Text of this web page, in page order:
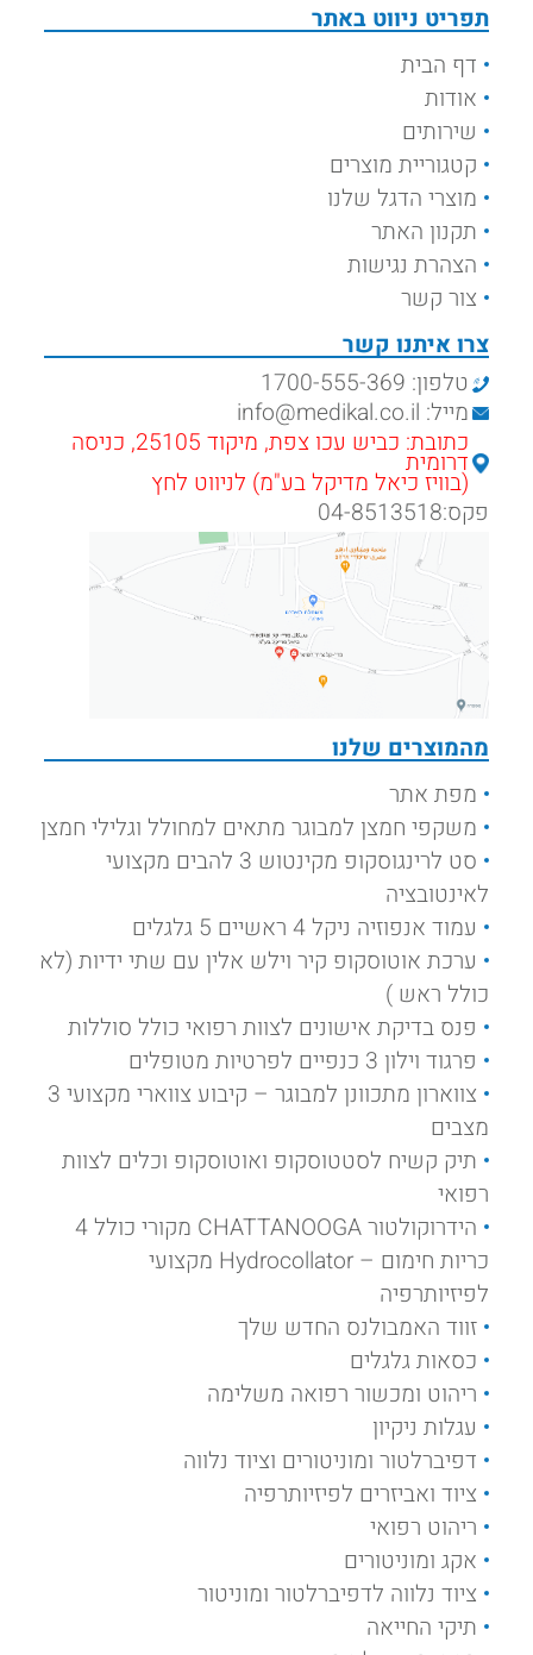
תפריט ניווט באתר
דף הבית
אודות
שירותים
קטגוריית מוצרים
מוצרי הדגל שלנו
תקנון האתר
הצהרת נגישות
צור קשר
מהמוצרים שלנו
מפת אתר
משקפי חמצן למבוגר מתאים למחולל וגלילי חמצן
סט לרינגוסקופ מקינטוש 3 להבים מקצועי
לאינטובציה
עמוד אנפוזיה ניקל 4 ראשיים 5 גלגלים
ערכת אוטוסקופ קיר וילש אלין עם שתי ידיות (לא
כולל ראש )
פנס בדיקת אישונים לצוות רפואי כולל סוללות
פרגוד וילון 3 כנפיים לפרטיות מטופלים
צווארון מתכוונן למבוגר – קיבוע צווארי מקצועי 3
מצבים
תיק קשיח לסטטוסקופ ואוטוסקופ וכלים לצוות
רפואי
הידרוקולטור CHATTANOOGA מקורי כולל 4
כריות חימום – Hydrocollator מקצועי
לפיזיותרפיה
זווד האמבולנס החדש שלך
כסאות גלגלים
ריהוט ומכשור רפואה משלימה
עגלות ניקיון
דפיברלטור ומוניטורים וציוד נלווה
ציוד ואביזרים לפיזיותרפיה
ריהוט רפואי
אקג ומוניטורים
ציוד נלווה לדפיברלטור ומוניטור
תיקי החייאה
צרו איתנו קשר
טלפון: 1700-555-369
מייל: info@medikal.co.il
כתובת: כביש עכו צפת, מיקוד 25105, כניסה
דרומית
(בוויז כיאל מדיקל בע"מ) לניווט לחץ
פקס:04-8513518